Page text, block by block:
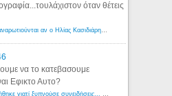
όταν θέτεις
Αμερικανοί ρατσιστές αναρωτιούνται αν ο Ηλίας Κασιδιάρης ανήκει στη λευκή φυλή... - Λόγιος Ερμής
να το κατεβασουμε
Εφικτο Αυτο?
Ένα βιβλίο που πολεμήθηκε γιατί ξυπνούσε συνειδήσεις... - Λόγιος Ερμής | Η γνώση ξεκινάει με την αναζήτηση...